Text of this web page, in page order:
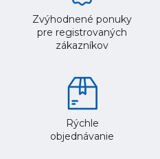
Zvýhodnené ponuky
pre registrovaných
zákazníkov
Rýchle
objednávanie